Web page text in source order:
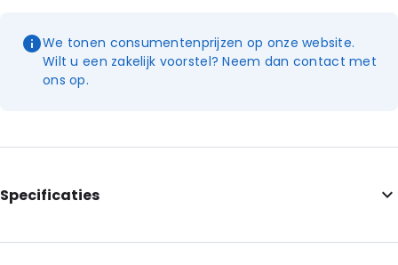
We tonen consumentenprijzen op onze website.
Wilt u een zakelijk voorstel? Neem dan contact met
ons op.
Specificaties
Internal Length: 175